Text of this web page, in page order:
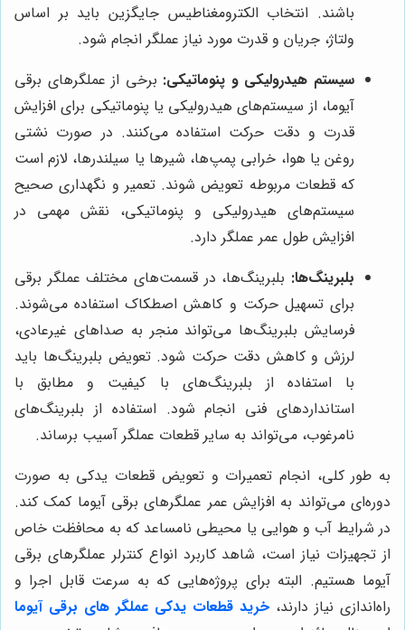
باشند. انتخاب الکترومغناطیس جایگزین باید بر اساس
ولتاژ، جریان و قدرت مورد نیاز عملگر انجام شود.
سیستم هیدرولیکی و پنوماتیکی: برخی از عملگرهای برقی
آیوما، از سیستم‌های هیدرولیکی یا پنوماتیکی برای افزایش
قدرت و دقت حرکت استفاده می‌کنند. در صورت نشتی
روغن یا هوا، خرابی پمپ‌ها، شیرها یا سیلندرها، لازم است
که قطعات مربوطه تعویض شوند. تعمیر و نگهداری صحیح
سیستم‌های هیدرولیکی و پنوماتیکی، نقش مهمی در
افزایش طول عمر عملگر دارد.
بلبرینگ‌ها: بلبرینگ‌ها، در قسمت‌های مختلف عملگر برقی
برای تسهیل حرکت و کاهش اصطکاک استفاده می‌شوند.
فرسایش بلبرینگ‌ها می‌تواند منجر به صداهای غیرعادی،
لرزش و کاهش دقت حرکت شود. تعویض بلبرینگ‌ها باید
با استفاده از بلبرینگ‌های با کیفیت و مطابق با
استاندارد‌های فنی انجام شود. استفاده از بلبرینگ‌های
نامرغوب، می‌تواند به سایر قطعات عملگر آسیب برساند.
به طور کلی، انجام تعمیرات و تعویض قطعات یدکی به صورت
دوره‌ای می‌تواند به افزایش عمر عملگرهای برقی آیوما کمک کند.
در شرایط آب و هوایی یا محیطی نامساعد که به محافظت خاص
از تجهیزات نیاز است، شاهد کاربرد انواع کنترلر عملگرهای برقی
آیوما هستیم. البته برای پروژه‌هایی که به سرعت قابل اجرا و
راه‌اندازی نیاز دارند، خرید قطعات یدکی عملگر های برقی آیوما